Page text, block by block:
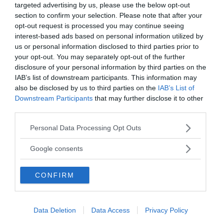
targeted advertising by us, please use the below opt-out
section to confirm your selection. Please note that after your
opt-out request is processed you may continue seeing
interest-based ads based on personal information utilized by
us or personal information disclosed to third parties prior to
your opt-out. You may separately opt-out of the further
disclosure of your personal information by third parties on the
IAB’s list of downstream participants. This information may
also be disclosed by us to third parties on the IAB’s List of
Downstream Participants that may further disclose it to other
Please note that this website/app uses one or more Google
not limited to your visit or usage behaviour. You may click to
use your data for below specified purposes in below Google
consent section.
Personal Data Processing Opt Outs
Google consents
CONFIRM
Data Deletion Data Access Privacy Policy
stato emotivo di alcune persone guardandone
solamente gli occhi.
La ricerca ha quindi evidenziato che a coloro che era
stato somministrato del testosterone leabilità
empatiche
calavano del 75%
Il legame tra empatia femminile e perdono
da: RELAZIONI GENDER
Ti potrebbe interessare anche